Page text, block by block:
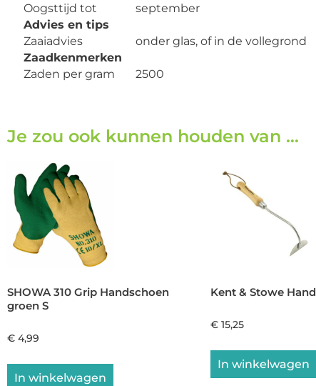
Oogsttijd tot
september
Advies en tips
Zaaiadvies
onder glas, of in de vollegrond
Zaadkenmerken
Zaden per gram
2500
Je zou ook kunnen houden van …
SHOWA 310 Grip Handschoen
groen S
€ 4,99
In winkelwagen
Kent & Stowe
€ 15,25
In winkelwagen